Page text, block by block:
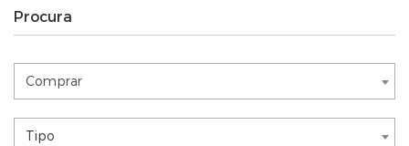
Procura
Comprar
Comprar
Nothing selected
Tipo